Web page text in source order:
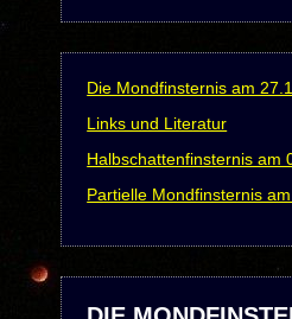
Die Mondfinsternis am
Links und Literatur
Halbschattenfinsternis am
Partielle Mondfinsternis